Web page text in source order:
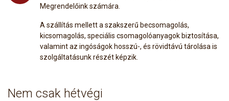
Megrendelőink számára.
A szállítás mellett a szakszerű becsomagolás,
kicsomagolás, speciális csomagolóanyagok biztosítása,
valamint az ingóságok hosszú-, és rövidtávú tárolása is
szolgáltatásunk részét képzik.
Nem csak hétvégi